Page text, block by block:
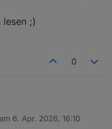
;)
0
den
6. Apr. 2026, 16:10
von